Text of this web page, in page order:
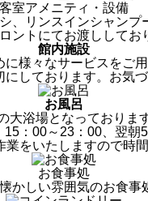
客室アメニティ・設備
、リンスインシャン
ントにてお渡ししてお
館内施設
様々なサービスを
しております。お気
お風呂
浴場となっておりま
15：00～23：00、翌朝
をいたしますので時
お食事処
かしい雰囲気のお食事